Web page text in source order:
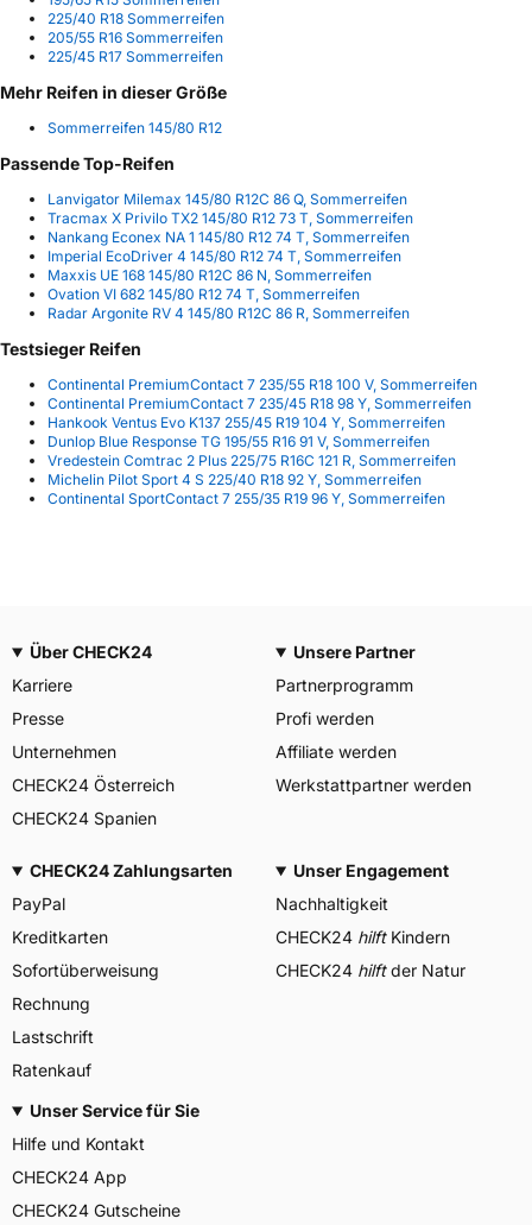
225/40 R18 Sommerreifen
205/55 R16 Sommerreifen
225/45 R17 Sommerreifen
Mehr Reifen in dieser Größe
Sommerreifen 145/80 R12
Passende Top-Reifen
Lanvigator Milemax 145/80 R12C 86 Q, Sommerreifen
Tracmax X Privilo TX2 145/80 R12 73 T, Sommerreifen
Nankang Econex NA 1 145/80 R12 74 T, Sommerreifen
Imperial EcoDriver 4 145/80 R12 74 T, Sommerreifen
Maxxis UE 168 145/80 R12C 86 N, Sommerreifen
Ovation VI 682 145/80 R12 74 T, Sommerreifen
Radar Argonite RV 4 145/80 R12C 86 R, Sommerreifen
Testsieger Reifen
Continental PremiumContact 7 235/55 R18 100 V, Sommerreifen
Continental PremiumContact 7 235/45 R18 98 Y, Sommerreifen
Hankook Ventus Evo K137 255/45 R19 104 Y, Sommerreifen
Dunlop Blue Response TG 195/55 R16 91 V, Sommerreifen
Vredestein Comtrac 2 Plus 225/75 R16C 121 R, Sommerreifen
Michelin Pilot Sport 4 S 225/40 R18 92 Y, Sommerreifen
Continental SportContact 7 255/35 R19 96 Y, Sommerreifen
Über CHECK24
Karriere
Presse
Unternehmen
CHECK24 Österreich
CHECK24 Spanien
Unsere Partner
Partnerprogramm
Profi werden
Affiliate werden
Werkstattpartner werden
CHECK24 Zahlungsarten
PayPal
Kreditkarten
Sofortüberweisung
Rechnung
Lastschrift
Ratenkauf
Unser Engagement
Nachhaltigkeit
CHECK24 hilftKindern
CHECK24 hilftder Natur
Unser Service für Sie
Hilfe und Kontakt
CHECK24 App
CHECK24 Gutscheine